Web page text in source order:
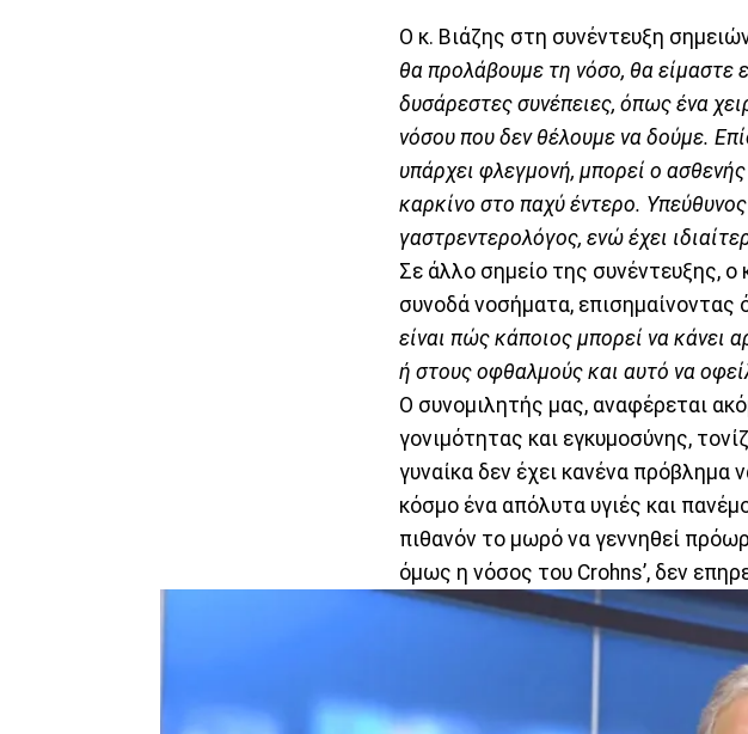
Ο κ. Βιάζης στη συνέντευξη
θα προλάβουμε τη νόσο, θα είμαστε
δυσάρεστες συνέπειες, όπως ένα
νόσου που δεν θέλουμε να δούμε.
υπάρχει φλεγμονή, μπορεί ο
καρκίνο στο παχύ έντερο.
γαστρεντερολόγος, ενώ έχει
Σε άλλο σημείο της συνέντευξης, ο
συνοδά νοσήματα, επισημαίνοντας
είναι πώς κάποιος μπορεί να κάνει
ή στους οφθαλμούς και αυτό να
Ο συνομιλητής μας, αναφέρεται
γονιμότητας και εγκυμοσύνης,
γυναίκα δεν έχει κανένα πρόβλημα
κόσμο ένα απόλυτα υγιές και
πιθανόν το μωρό να γεννηθεί
όμως η νόσος του Crohns’, δεν